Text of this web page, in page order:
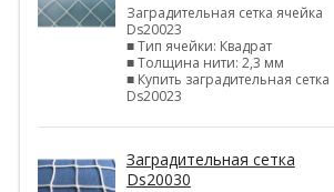
Заградительная сетка ячейка
Ds20023
■ Тип ячейки: Квадрат
■ Толщина нити: 2,3 мм
■ Купить заградительная сетка
Ds20023
Заградительная сетка
Ds20030